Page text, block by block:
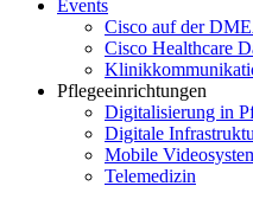
Events
Cisco auf der
Cisco Healthcare
Pflegeeinrichtungen
Digitalisierung in
Digitale
Mobile
Telemedizin